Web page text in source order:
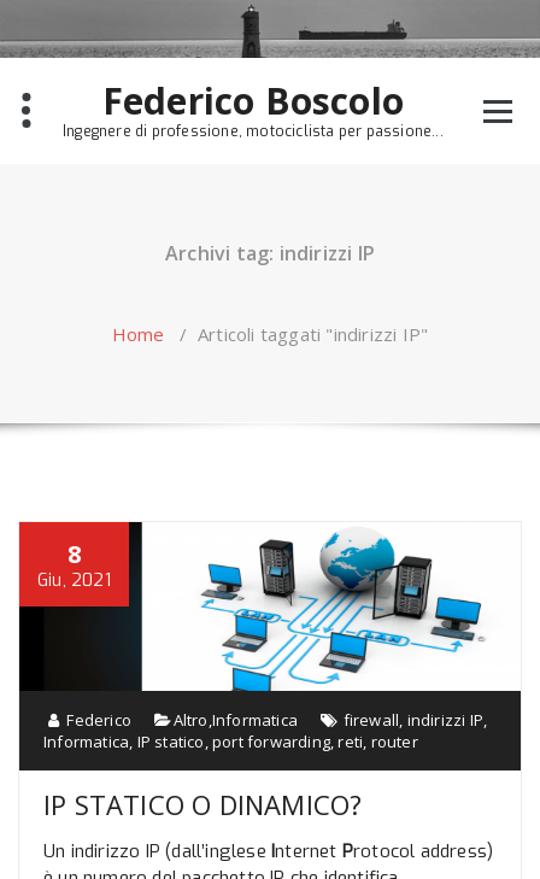
to
content
Federico Boscolo
Ingegnere di professione, motociclista per passione...
Archivi tag: indirizzi IP
Home / Articoli taggati "indirizzi IP"
8
Giu, 2021
Federico Altro,Informatica firewall, indirizzi IP,
Informatica, IP statico,port forwarding,reti, router
IP STATICO O DINAMICO?
Un indirizzo IP (dall’inglese Internet Protocol address)